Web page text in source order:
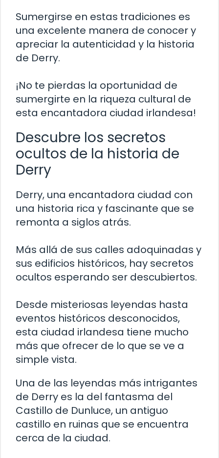
Sumergirse en estas tradiciones es
una excelente manera de conocer y
apreciar la autenticidad y la historia
de Derry.
¡No te pierdas la oportunidad de
sumergirte en la riqueza cultural de
esta encantadora ciudad irlandesa!
Descubre los secretos
ocultos de la historia de
Derry
Derry, una encantadora ciudad con
una historia rica y fascinante que se
remonta a siglos atrás.
Más allá de sus calles adoquinadas y
sus edificios históricos, hay secretos
ocultos esperando ser descubiertos.
Desde misteriosas leyendas hasta
eventos históricos desconocidos,
esta ciudad irlandesa tiene mucho
más que ofrecer de lo que se ve a
simple vista.
Una de las leyendas más intrigantes
de Derry es la del fantasma del
Castillo de Dunluce, un antiguo
castillo en ruinas que se encuentra
cerca de la ciudad.